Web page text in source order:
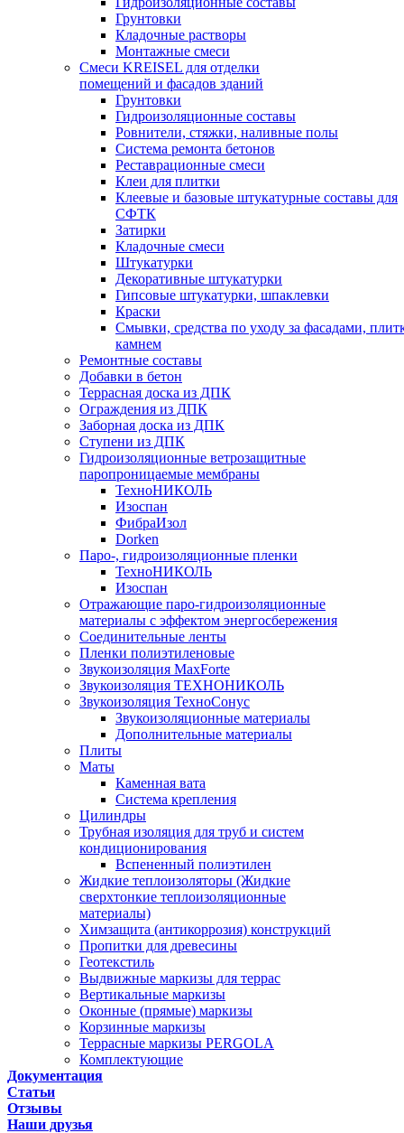
Грунтовки
Кладочные растворы
Монтажные смеси
Смеси KREISEL для отделки
помещений и фасадов зданий
Грунтовки
Гидроизоляционные составы
Ровнители, стяжки, наливные полы
Cистема ремонта бетонов
Реставрационные смеси
Клеи для плитки
Клеевые и базовые штукатурные составы для
СФТК
Затирки
Кладочные смеси
Штукатурки
Декоративные штукатурки
Гипсовые штукатурки, шпаклевки
Краски
Смывки, средства по уходу за фасадами,
камнем
Ремонтные составы
Добавки в бетон
Террасная доска из ДПК
Ограждения из ДПК
Заборная доска из ДПК
Ступени из ДПК
Гидроизоляционные ветрозащитные
паропроницаемые мембраны
ТехноНИКОЛЬ
Изоспан
ФибраИзол
Dorken
Паро-, гидроизоляционные пленки
ТехноНИКОЛЬ
Изоспан
Отражающие паро-гидроизоляционные
материалы с эффектом энергосбережения
Соединительные ленты
Пленки полиэтиленовые
Звукоизоляция MaxForte
Звукоизоляция ТЕХНОНИКОЛЬ
Звукоизоляция ТехноСонус
Звукоизоляционные материалы
Дополнительные материалы
Плиты
Маты
Каменная вата
Система крепления
Цилиндры
Трубная изоляция для труб и систем
кондиционирования
Вспененный полиэтилен
Жидкие теплоизоляторы (Жидкие
сверхтонкие теплоизоляционные
материалы)
Химзащита (антикоррозия) конструкций
Пропитки для древесины
Геотекстиль
Выдвижные маркизы для террас
Вертикальные маркизы
Оконные (прямые) маркизы
Корзинные маркизы
Террасные маркизы PERGOLA
Комплектующие
Документация
Статьи
Отзывы
Наши друзья